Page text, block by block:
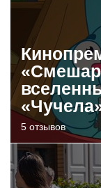
5 отзывов